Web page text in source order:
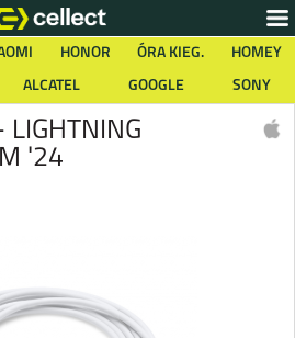
HONOR ÓRA KIEG.
HOMEY
ALCATEL GOOGLE SONY
LIGHTNING
'24